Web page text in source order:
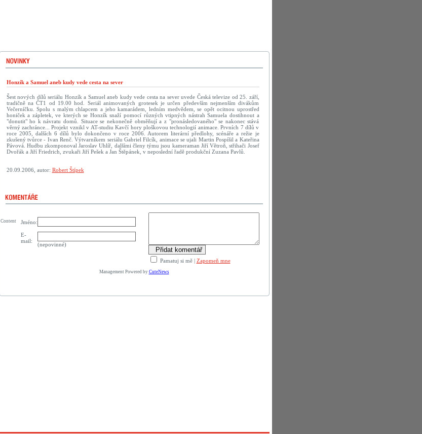
Honzík a Samuel aneb kudy vede cesta na sever
Šest nových dílů seriálu Honzík a Samuel aneb kudy vede cesta na sever uvede Česká televize od 25. září,
tradičně na ČT1 od 19.00 hod. Seriál animovaných grotesek je určen především nejmenším divákům
Večerníčku. Spolu s malým chlapcem a jeho kamarádem, ledním medvědem, se opět ocitnou uprostřed
honiček a zápletek, ve kterých se Honzík snaží pomocí různých vtipných nástrah Samuela dostihnout a
"donutit" ho k návratu domů. Situace se nekonečně obměňují a z "pronásledovaného" se nakonec stává
věrný zachránce... Projekt vznikl v AT-studiu Kavčí hory ploškovou technologií animace. Prvních 7 dílů v
roce 2005, dalších 6 dílů bylo dokončeno v roce 2006. Autorem literární předlohy, scénáře a režie je
zkušený tvůrce - Ivan Renč. Výtvarníkem seriálu Gabriel Filcík, animace se ujali Martin Pospíšil a Kateřina
Pávová. Hudbu zkomponoval Jaroslav Uhlíř, dalšími členy týmu jsou kameraman Jiří Větroň, střihači Josef
Dvořák a Jiří Friedrich, zvukaři Jiří Pešek a Jan Štěpánek, v neposlední řadě produkční Zuzana Pavlů.
20.09.2006, autor: Robert Štípek
Jméno:
Pamatuj si mě| Zapomeň mne
E-
mail:
(nepovinné)
Content
Management Powered by CuteNews